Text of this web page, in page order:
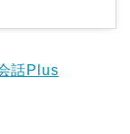
話Plus